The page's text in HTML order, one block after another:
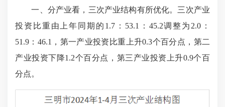
一、分产业看，三次产业结构有所优化。三次产业
投资比重由上年同期的1.7：53.1：45.2调整为2.0：
51.9：46.1，第一产业投资比重上升0.3个百分点，第二
产业投资下降1.2个百分点，第三产业投资上升0.9个百
分点。